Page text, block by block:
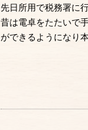
先日所用で税務署に
昔は電卓をたたいで
ができるようになり